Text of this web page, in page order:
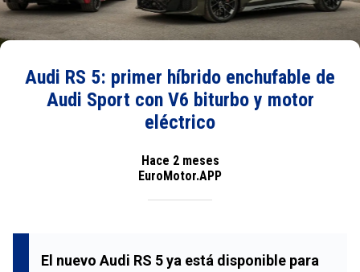
Audi RS 5: primer híbrido enchufable de
Audi Sport con V6 biturbo y motor
eléctrico
Hace 2 meses
EuroMotor.APP
El nuevo Audi RS 5 ya está disponible para